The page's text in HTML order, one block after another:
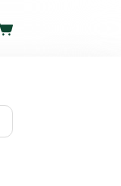
Carro